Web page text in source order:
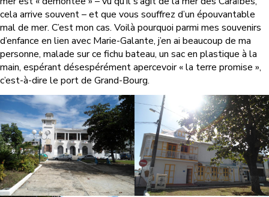
cela arrive souvent – et que vous souffrez d’un épouvantable
mal de mer. C’est mon cas. Voilà pourquoi parmi mes souvenirs
d’enfance en lien avec Marie-Galante, j’en ai beaucoup de ma
personne, malade sur ce fichu bateau, un sac en plastique à la
main, espérant désespérément apercevoir « la terre promise »,
c’est-à-dire le port de Grand-Bourg.